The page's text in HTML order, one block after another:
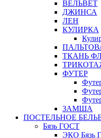
ВЕЛЬВЕТ
ДЖИНСА
ЛЕН
КУЛИРКА
ТКАНЬ
ФУТЕР
ЗАМША
ПОСТЕЛЬНОЕ
Бязь ГОСТ
ЭКО Бязь